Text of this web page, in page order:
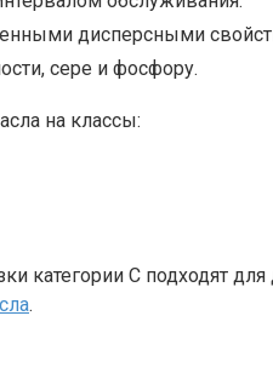
дисперсными
сере и фосфору.
на классы:
С подходят
.